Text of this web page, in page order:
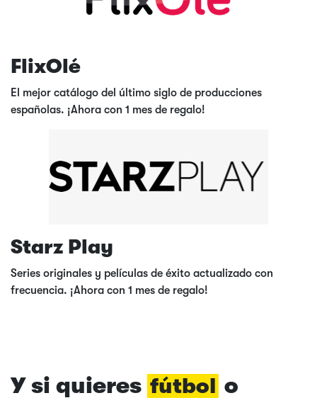
FlixOlé
El mejor catálogo del último siglo de producciones
españolas. ¡Ahora con 1 mes de regalo!
Starz Play
Series originales y películas de éxito actualizado con
frecuencia. ¡Ahora con 1 mes de regalo!
Y si quieres fútbol o